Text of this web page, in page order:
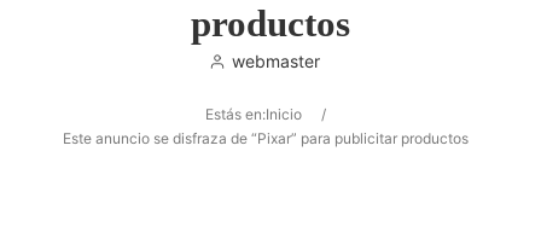
Buscar
productos
webmaster
Estás en:Inicio
/
Este anuncio se disfraza de “Pixar” para publicitar productos